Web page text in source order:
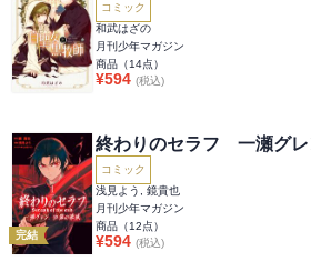
コミック
和武はざの
月刊少年マガジン
商品（14点）
¥594 (税込)
完結
終わりのセラフ 一瀬グレ
コミック
浅見よう, 鏡貴也
月刊少年マガジン
商品（12点）
¥594 (税込)